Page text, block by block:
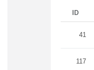
ID
41
117